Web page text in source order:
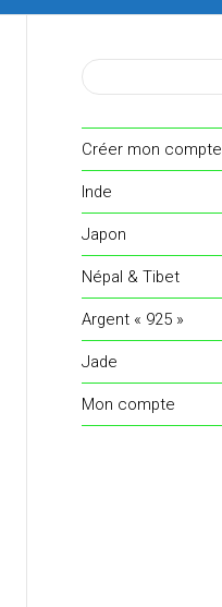
Créer mon compte
Inde
Japon
Népal & Tibet
Argent « 925 »
Jade
Mon compte